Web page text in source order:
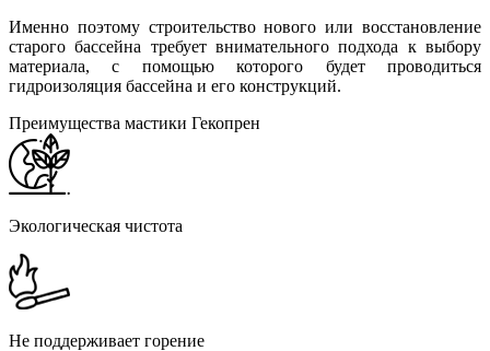
Именно поэтому строительство нового или восстановление
старого бассейна требует внимательного подхода к выбору
материала, с помощью которого будет проводиться
гидроизоляция бассейна и его конструкций.
Преимущества мастики Гекопрен
Экологическая чистота
Не поддерживает горение